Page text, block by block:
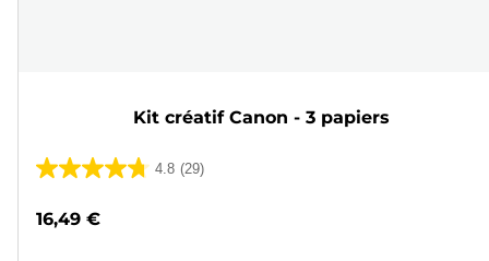
Kit créatif Canon - 3 papiers
4.8 (29)
4.8
16,49 €